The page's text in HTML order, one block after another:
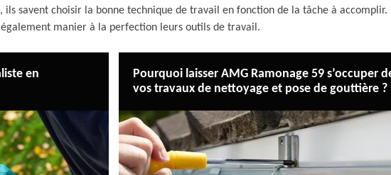
ils savent choisir la bonne technique de travail en fonction de la tâche à accomplir.
manier à la perfection leurs outils de travail.
en
Pourquoi laisser AMG Ramonage 59 s’occuper
vos travaux de nettoyage et pose de gouttière ?